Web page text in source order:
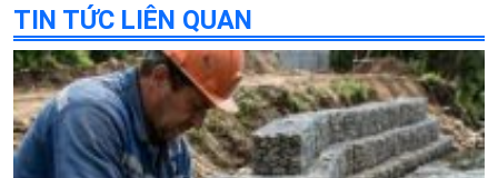
TIN TỨC LIÊN QUAN